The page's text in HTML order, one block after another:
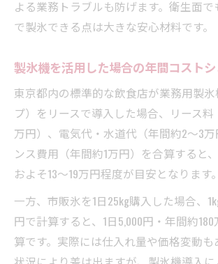
よる業務トラブルも防げます。衛生面
で製氷できる点は大きな安心材料です。
製氷機を活用した場合の年間コスト
東京都内の標準的な飲食店が業務用製氷
プ）をリースで導入した場合、リース料
万円）、電気代・水道代（年間約2～3
ンス費用（年間約1万円）を合算すると
およそ13～19万円程度が目安となります。
一方、市販氷を1日25kg購入した場合、
円で計算すると、1日5,000円・年間約
算です。実際には仕入れ量や価格変動も